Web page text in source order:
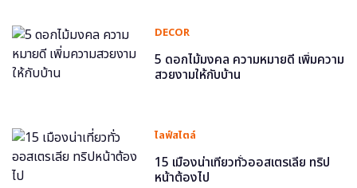
DECOR
5 ดอกไม้มงคล ความหมายดี เพิ่มความ
สวยงามให้กับบ้าน
ไลฟ์สไตล์
15 เมืองน่าเที่ยวทั่วออสเตรเลีย ทริป
หน้าต้องไป